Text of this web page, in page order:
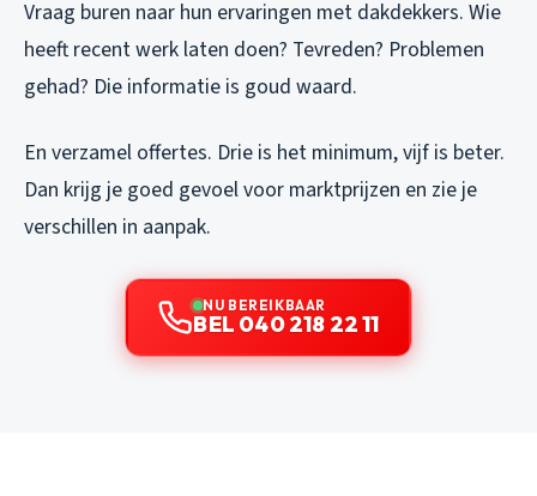
Vraag buren naar hun ervaringen met dakdekkers. Wie
heeft recent werk laten doen? Tevreden? Problemen
gehad? Die informatie is goud waard.
En verzamel offertes. Drie is het minimum, vijf is beter.
Dan krijg je goed gevoel voor marktprijzen en zie je
verschillen in aanpak.
NU BEREIKBAAR
BEL 040 218 22 11